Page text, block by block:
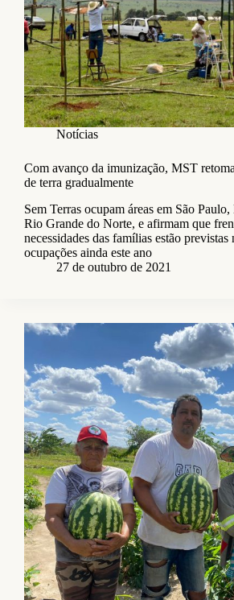
Notícias
Com avanço da imunização, MST
de terra gradualmente
Sem Terras ocupam áreas em São
Rio Grande do Norte, e afirmam que
necessidades das famílias estão previstas
ocupações ainda este ano
27 de outubro de 2021